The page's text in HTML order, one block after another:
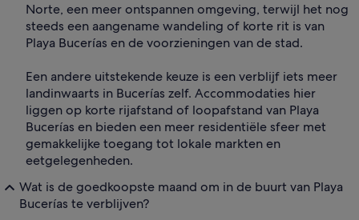
Norte, een meer ontspannen omgeving, terwijl het nog
steeds een aangename wandeling of korte rit is van
Playa Bucerías en de voorzieningen van de stad.
Een andere uitstekende keuze is een verblijf iets meer
landinwaarts in Bucerías zelf. Accommodaties hier
liggen op korte rijafstand of loopafstand van Playa
Bucerías en bieden een meer residentiële sfeer met
gemakkelijke toegang tot lokale markten en
eetgelegenheden.
Wat is de goedkoopste maand om in de buurt van Playa
Bucerías te verblijven?